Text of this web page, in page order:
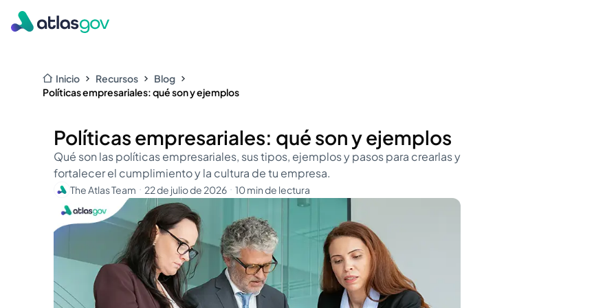
Inicio Recursos
Blog
Políticas empresariales: qué son y ejemplos
Políticas empresariales: qué son y ejemplos
Qué son las políticas empresariales, sus tipos, ejemplos y pasos para crearlas y
fortalecer el cumplimiento y la cultura de tu empresa.
The Atlas Team ・ 22 de julio de 2026 ・ 10 min de lectura